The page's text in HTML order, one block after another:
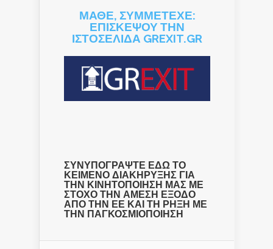
ΜΑΘΕ, ΣΥΜΜΕΤΕΧΕ:
ΕΠΙΣΚΕΨΟΥ ΤΗΝ
ΙΣΤΟΣΕΛΙΔΑ GREXIT.GR
ΣΥΝΥΠΟΓΡΑΨΤΕ ΕΔΩ ΤΟ
ΚΕΙΜΕΝΟ ΔΙΑΚΗΡΥΞΗΣ ΓΙΑ
ΤΗΝ ΚΙΝΗΤΟΠΟΙΗΣΗ ΜΑΣ ΜΕ
ΣΤΟΧΟ ΤΗΝ ΑΜΕΣΗ ΕΞΟΔΟ
ΑΠΟ ΤΗΝ ΕΕ ΚΑΙ ΤΗ ΡΗΞΗ ΜΕ
ΤΗΝ ΠΑΓΚΟΣΜΙΟΠΟΙΗΣΗ